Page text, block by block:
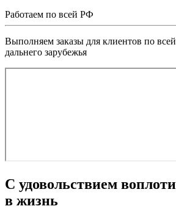
Работаем по всей РФ
Выполняем заказы для клиентов по
дальнего зарубежья
С удовольствием
в жизнь